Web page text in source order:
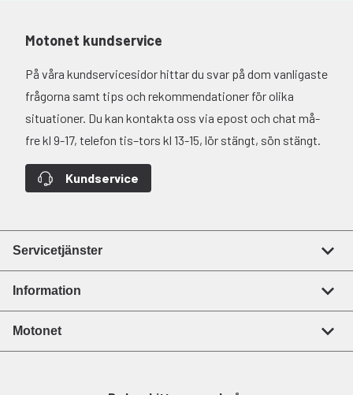
Motonet kundservice
På våra kundservicesidor hittar du svar på dom vanligaste
frågorna samt tips och rekommendationer för olika
situationer. Du kan kontakta oss via epost och chat må-
fre kl 9-17, telefon tis–tors kl 13-15, lör stängt, sön stängt.
Kundservice
Servicetjänster
Information
Motonet